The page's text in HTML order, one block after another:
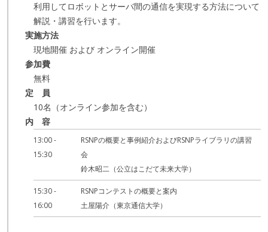
利用してロボットとサーバ間の通信を実現する方法について
解説・講習を行います。
実施方法
現地開催 および オンライン開催
参加費
無料
定 員
10名（オンライン参加を含む）
内 容
13:00 -
15:30
RSNPの概要と事例紹介およびRSNPライブラリの講習
会
鈴木昭二（公立はこだて未来大学）
15:30 -
16:00
RSNPコンテストの概要と案内
土屋陽介（東京通信大学）